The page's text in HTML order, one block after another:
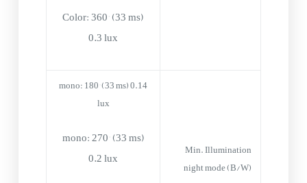
Color: 360° (33 ms)
0.3 lux
Min. Illumination
night mode (B/W)
mono: 180° (33 ms) 0.14
lux
mono: 270° (33 ms)
0.2 lux